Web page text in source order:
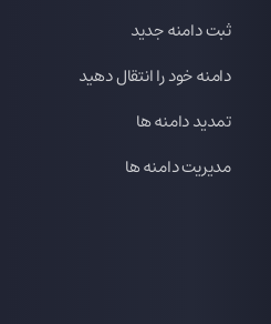
ثبت دامنه جدید
دامنه خود را انتقال دهید
تمدید دامنه ها
مدیریت دامنه ها